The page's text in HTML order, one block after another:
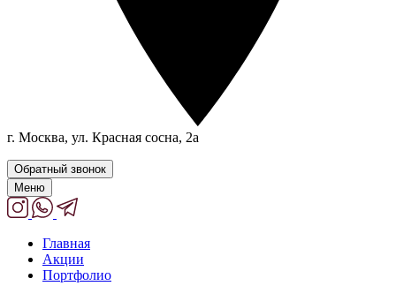
г. Москва, ул. Красная сосна, 2а
Обратный звонок
Меню
Главная
Акции
Портфолио